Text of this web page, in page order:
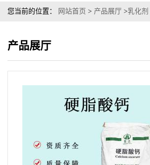
您当前的位置： 网站首页 > 产品展厅 >乳化剂
产品展厅